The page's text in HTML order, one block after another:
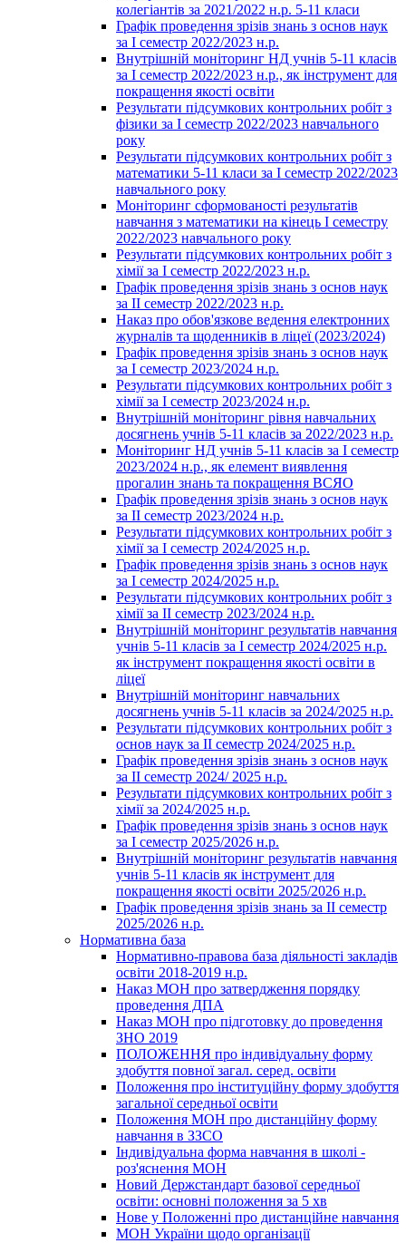
колегіантів за 2021/2022 н.р. 5-11 класи
Графік проведення зрізів знань з основ наук
за І семестр 2022/2023 н.р.
Внутрішній моніторинг НД учнів 5-11 класів
за І семестр 2022/2023 н.р., як інструмент для
покращення якості освіти
Результати підсумкових контрольних робіт з
фізики за І семестр 2022/2023 навчального
року
Результати підсумкових контрольних робіт з
математики 5-11 класи за І семестр 2022/2023
навчального року
Моніторинг сформованості результатів
навчання з математики на кінець І семестру
2022/2023 навчального року
Результати підсумкових контрольних робіт з
хімії за І семестр 2022/2023 н.р.
Графік проведення зрізів знань з основ наук
за ІІ семестр 2022/2023 н.р.
Наказ про обов'язкове ведення електронних
журналів та щоденників в ліцеї (2023/2024)
Графік проведення зрізів знань з основ наук
за І семестр 2023/2024 н.р.
Результати підсумкових контрольних робіт з
хімії за І семестр 2023/2024 н.р.
Внутрішній моніторинг рівня навчальних
досягнень учнів 5-11 класів за 2022/2023 н.р.
Моніторинг НД учнів 5-11 класів за І семестр
2023/2024 н.р., як елемент виявлення
прогалин знань та покращення ВСЯО
Графік проведення зрізів знань з основ наук
за ІІ семестр 2023/2024 н.р.
Результати підсумкових контрольних робіт з
хімії за І семестр 2024/2025 н.р.
Графік проведення зрізів знань з основ наук
за І семестр 2024/2025 н.р.
Результати підсумкових контрольних робіт з
хімії за ІІ семестр 2023/2024 н.р.
Внутрішній моніторинг результатів навчання
учнів 5-11 класів за І семестр 2024/2025 н.р.
як інструмент покращення якості освіти в
ліцеї
Внутрішній моніторинг навчальних
досягнень учнів 5-11 класів за 2024/2025 н.р.
Результати підсумкових контрольних робіт з
основ наук за ІІ семестр 2024/2025 н.р.
Графік проведення зрізів знань з основ наук
за ІІ семестр 2024/ 2025 н.р.
Результати підсумкових контрольних робіт з
хімії за 2024/2025 н.р.
Графік проведення зрізів знань з основ наук
за І семестр 2025/2026 н.р.
Внутрішній моніторинг результатів навчання
учнів 5-11 класів як інструмент для
покращення якості освіти 2025/2026 н.р.
Графік проведення зрізів знань за ІІ семестр
2025/2026 н.р.
Нормативна база
Нормативно-правова база діяльності закладів
освіти 2018-2019 н.р.
Наказ МОН про затвердження порядку
проведення ДПА
Наказ МОН про підготовку до проведення
ЗНО 2019
ПОЛОЖЕННЯ про індивідуальну форму
здобуття повної загал. серед. освіти
Положення про інституційну форму здобуття
загальної середньої освіти
Положення МОН про дистанційну форму
навчання в ЗЗСО
Індивідуальна форма навчання в школі -
роз'яснення МОН
Новий Держстандарт базової середньої
освіти: основні положення за 5 хв
Нове у Положенні про дистанційне навчання
МОН України щодо організації